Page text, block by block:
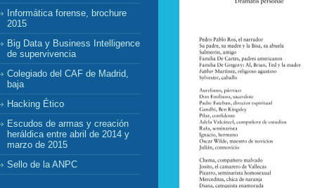
Informática forense, brochure
2015
Big Data y Business Intelligence
de supervivencia
Colegiado del CAF de Madrid,
baja
Hacking Ético
Escudos de armas y creación
heráldica entre abril de 2014 y
marzo de 2015
Sello de la ANPC